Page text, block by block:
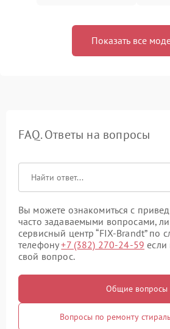
Показать все
FAQ. Ответы на вопросы
Вы можете ознакомиться с
часто задаваемыми вопросами,
сервисный центр “FIX-Brandt” по
телефону+7 (382) 270-24-59 если
свой вопрос.
Общие вопросы
Вопросы по ремонту